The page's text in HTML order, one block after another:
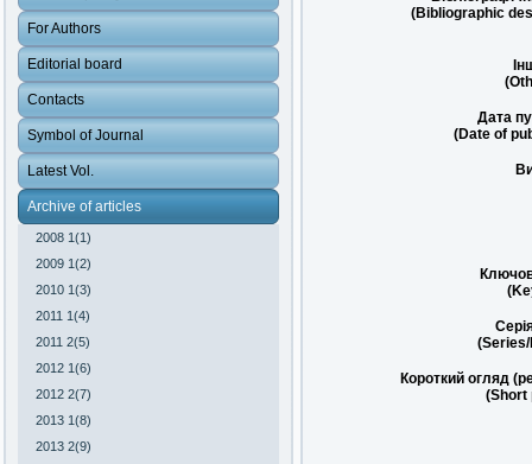
For Authors
Editorial board
Contacts
Symbol of Journal
Latest Vol.
Archive of articles
2008 1(1)
2009 1(2)
2010 1(3)
2011 1(4)
2011 2(5)
2012 1(6)
2012 2(7)
2013 1(8)
2013 2(9)
(Bibliographic
Дата
(Date of
Короткий огляд
(Short